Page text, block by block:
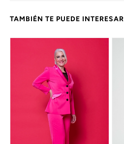
TAMBIÉN TE PUEDE INTERESAR